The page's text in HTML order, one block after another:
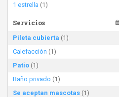
1 estrella (1)
Servicios
Pileta cubierta (1)
Calefacción (1)
Patio (1)
Baño privado (1)
Se aceptan mascotas (1)